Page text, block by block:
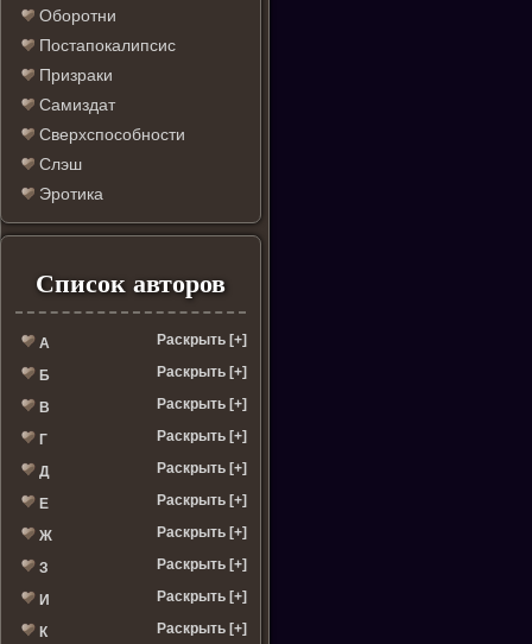
Оборотни
Постапокалипсис
Призраки
Самиздат
Сверхспособности
Слэш
Эротика
Список авторов
А Раскрыть [+]
Б Раскрыть [+]
В Раскрыть [+]
Г Раскрыть [+]
Д Раскрыть [+]
Е Раскрыть [+]
Ж Раскрыть [+]
З Раскрыть [+]
И Раскрыть [+]
К Раскрыть [+]